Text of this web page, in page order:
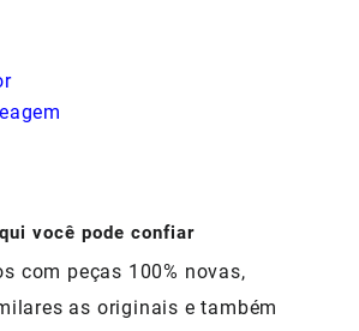
você pode confiar
com peças 100% novas,
as originais e também